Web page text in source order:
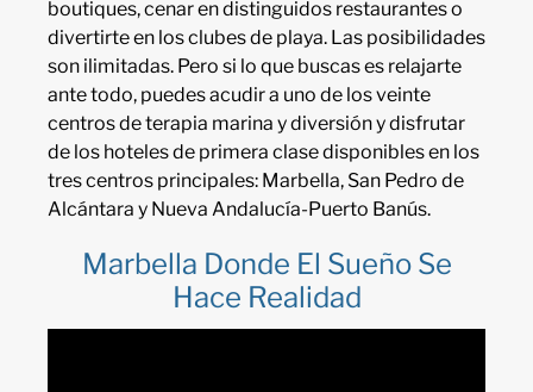
boutiques, cenar en distinguidos restaurantes o
divertirte en los clubes de playa. Las posibilidades
son ilimitadas. Pero si lo que buscas es relajarte
ante todo, puedes acudir a uno de los veinte
centros de terapia marina y diversión y disfrutar
de los hoteles de primera clase disponibles en los
tres centros principales: Marbella, San Pedro de
Alcántara y Nueva Andalucía-Puerto Banús.
Marbella Donde El Sueño Se
Hace Realidad